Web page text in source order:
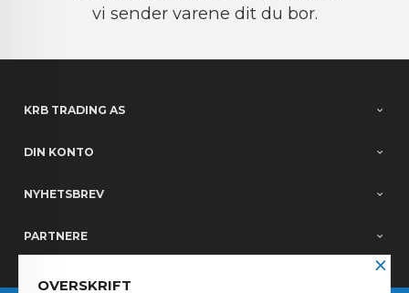
vi sender varene dit du bor.
KRB TRADING AS
DIN KONTO
NYHETSBREV
PARTNERE
×
OVERSKRIFT